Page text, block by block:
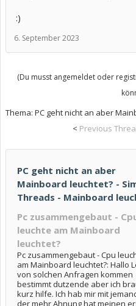
:)
6. September 2023
(Du musst angemeldet oder
Thema: PC geht nicht an aber
< Previous
PC geht nicht an aber
Mainboard leuchtet? -
Threads - Mainboard
Pc zusammengebaut -
leuchte am Mainboard
leuchtet?
Pc zusammengebaut - Cpu
am Mainboard leuchtet?: Hallo
von solchen Anfragen kommen
bestimmt dutzende aber ich
kurz hilfe. Ich hab mir mit
der mehr Ahnung hat meinen